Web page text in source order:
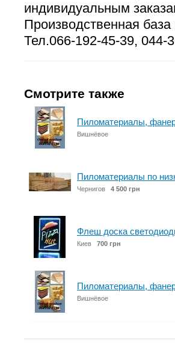
индивидуальным
Производственная база
Тел.066-192-45-39,
Смотрите также
Пиломатериалы,
Вишнёвое
Пиломатериалы по
Чернигов 4 500 грн
Флеш доска
Киев 700 грн
Пиломатериалы,
Вишнёвое